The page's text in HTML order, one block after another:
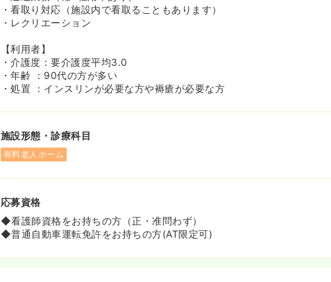
・看取り対応（施設内で看取ることもあります）
・レクリエーション
【利用者】
・介護度：要介護度平均3.0
・年齢 ：90代の方が多い
・処置 ：インスリンが必要な方や褥瘡が必要な方
施設形態・診療科目
有料老人ホーム
応募資格
◆看護師資格をお持ちの方（正・准問わず）
◆普通自動車運転免許をお持ちの方(AT限定可)